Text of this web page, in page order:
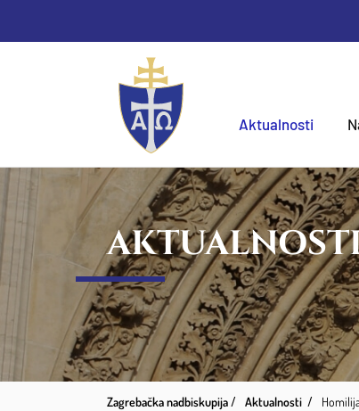
Aktualnosti
Zagrebačka nadbiskupija Aktualnosti